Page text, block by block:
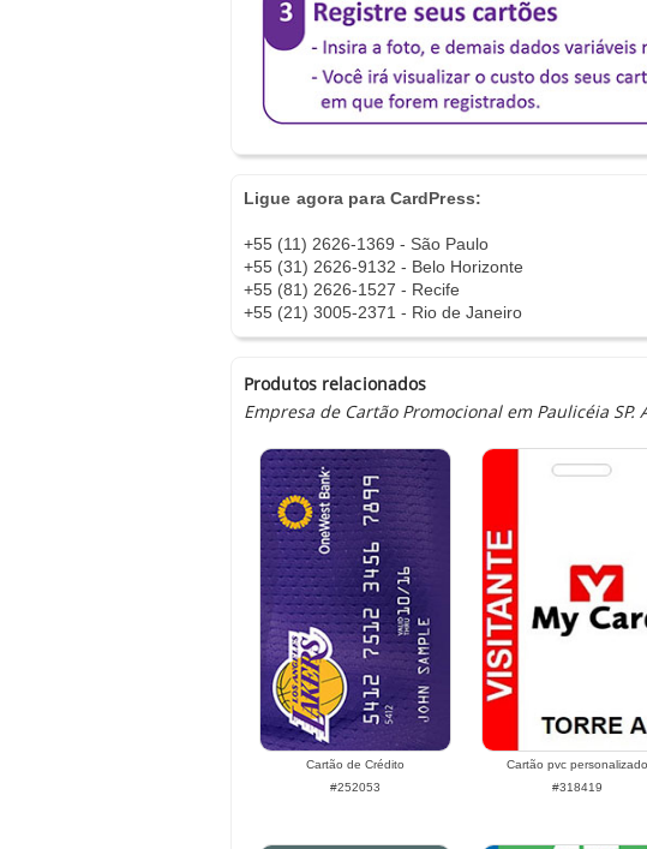
Ligue agora para CardPress:
+55 (11) 2626-1369 - São Paulo
+55 (31) 2626-9132 - Belo Horizonte
+55 (81) 2626-1527 - Recife
+55 (21) 3005-2371 - Rio de Janeiro
Produtos relacionados
Empresa de Cartão Promocional em Paulicéia
Cartão de Crédito
#252053
Cartão pvc personalizado
#318419